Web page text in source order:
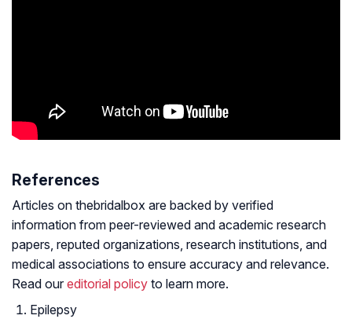
References
Articles on thebridalbox are backed by verified
information from peer-reviewed and academic research
papers, reputed organizations, research institutions, and
medical associations to ensure accuracy and relevance.
Read our editorial policy to learn more.
Epilepsy